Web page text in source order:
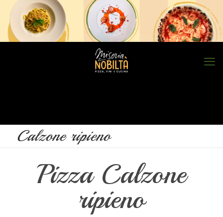
Calzone ripieno
Pizza Calzone
ripieno